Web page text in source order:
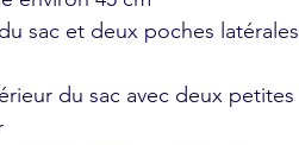
sac et deux poches latérales
du sac avec deux petites